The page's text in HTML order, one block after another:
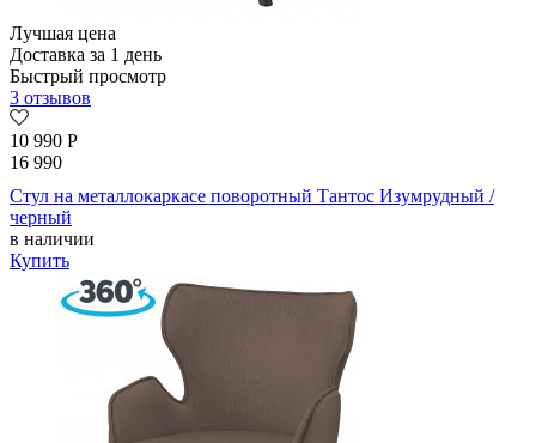
Лучшая цена
Доставка за 1 день
Быстрый просмотр
3 отзывов
10 990 Р
16 990
Стул на металлокаркасе поворотный Тантос Изумрудный /
черный
в наличии
Купить